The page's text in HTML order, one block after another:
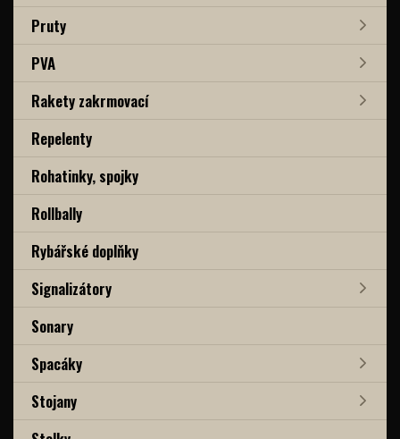
Pruty
PVA
Rakety zakrmovací
Repelenty
Rohatinky, spojky
Rollbally
Rybářské doplňky
Signalizátory
Sonary
Spacáky
Stojany